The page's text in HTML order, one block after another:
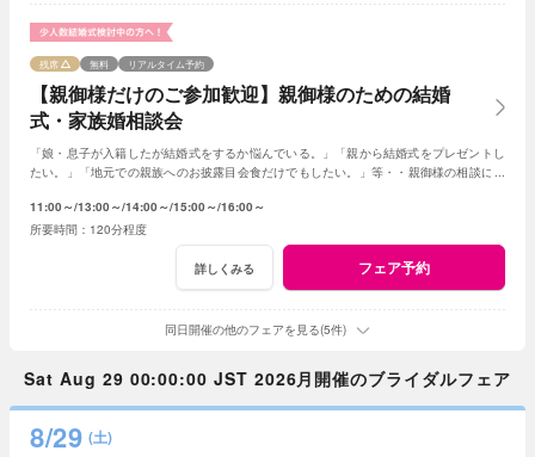
【親御様だけのご参加歓迎】親御様のための結婚
式・家族婚相談会
残席 無料 リアルタイム予約
「娘・息子が入籍したが結婚式をするか悩んでいる。」「親から結婚式をプレゼントし
たい。」「地元での親族へのお披露目会食だけでもしたい。」等・・親御様の相談にベ
11:00～ 13:00～ 14:00～ 15:00～ 16:00～
120分程度
詳しくみる フェア予約
同日開催の他のフェアを見る(5件)
Sat Aug 29 00:00:00 JST 2026月開催のブライダルフェア
8/29 (土)